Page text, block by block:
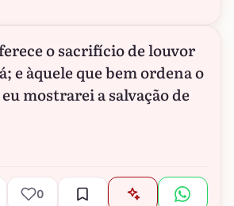
o sacrifício de louvor
e àquele que bem ordena o
mostrarei a salvação de
0